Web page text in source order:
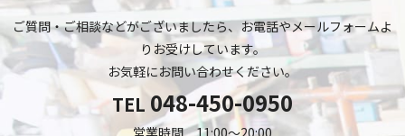
ご質問・ご相談などがございましたら、お電話やメールフォームよ
りお受けしています。
お気軽にお問い合わせください。
TEL 048-450-0950